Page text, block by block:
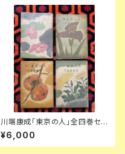
川端康成「東京の人」全四巻セッ
ト 装幀:金島桂華 新潮社
¥6,000